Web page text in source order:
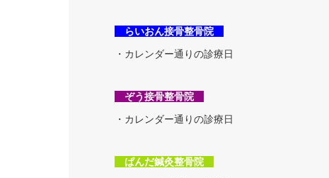
らいおん接骨整骨院
・カレンダー通りの診療日
ぞう接骨整骨院
・カレンダー通りの診療日
ぱんだ鍼灸整骨院